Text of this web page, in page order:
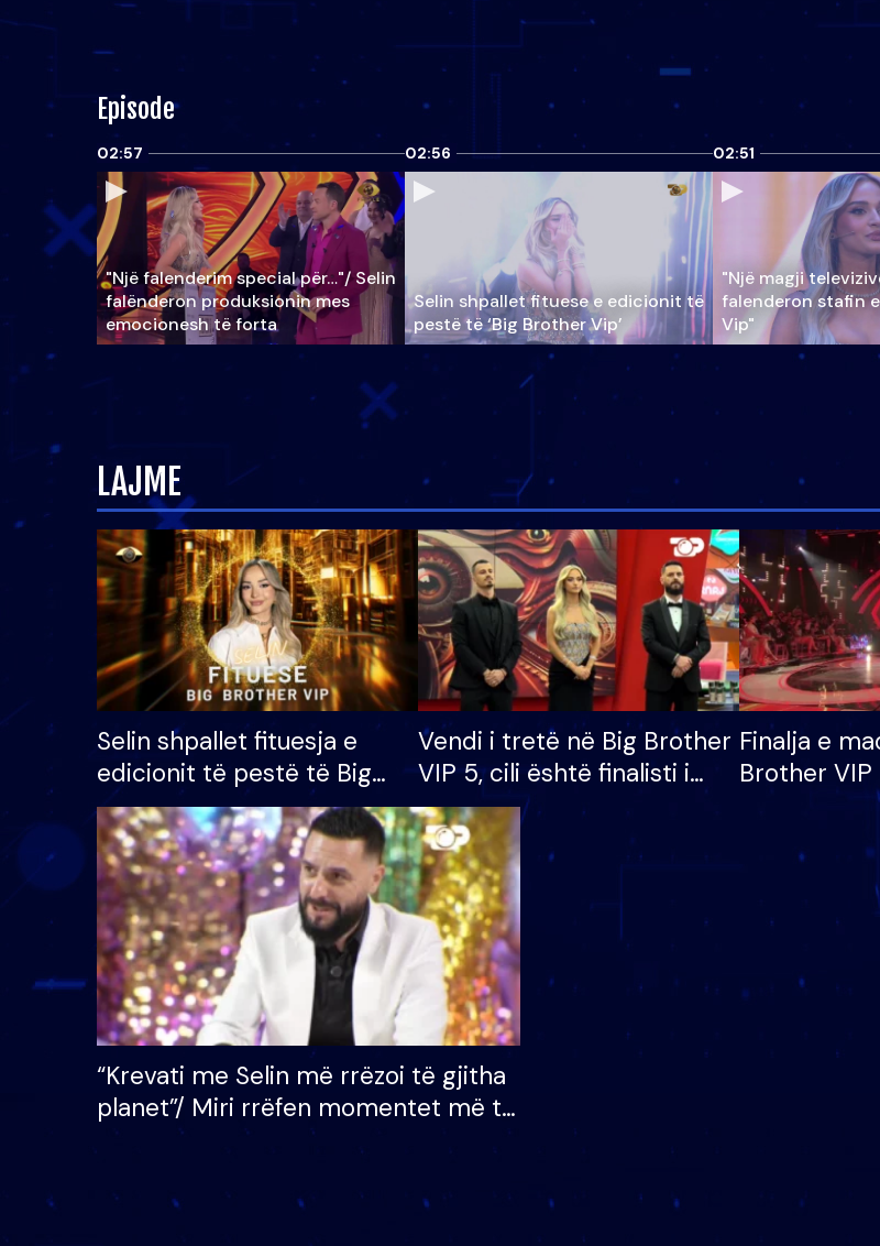
Episode
02:57
"Një falenderim special për…"/ Selin
falënderon produksionin mes
emocionesh të forta
02:56
Selin shpallet fituese e edicionit të
pestë të ‘Big Brother Vip’
02:51
"Një magji
falenderon stafin
Vip"
LAJME
Selin shpallet fituesja e
edicionit të pestë të Big
Brother VIP, rrëmben
çmimin e madh prej 100
mijë eurosh
Vendi i tretë në Big Brother
VIP 5, cili është finalisti i
radhës që lë shtëpinë
Finalja e
Brother
banori i
dhe humb
të fituar
“Krevati me Selin më rrëzoi të gjitha
planet”/ Miri rrëfen momentet më të
bukura në shtëpinë e BB VIP: Do më